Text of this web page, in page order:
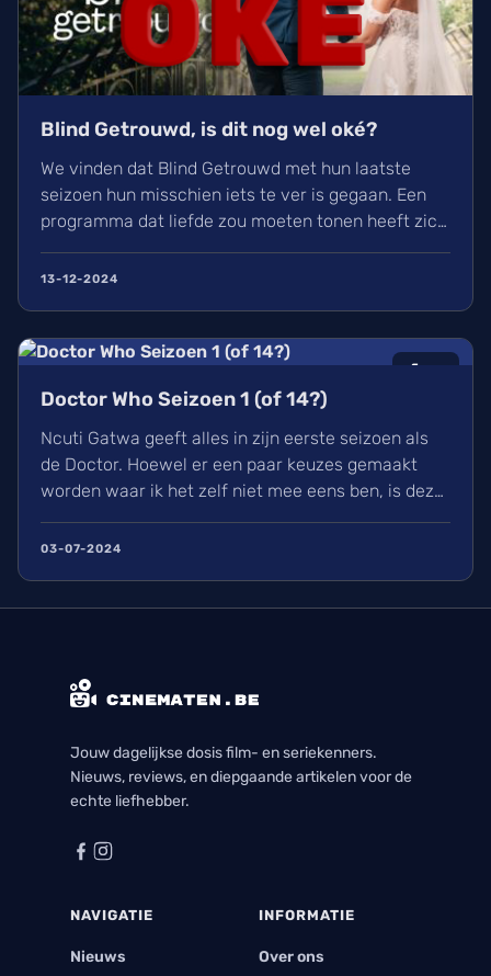
Blind Getrouwd, is dit nog wel oké?
We vinden dat Blind Getrouwd met hun laatste
seizoen hun misschien iets te ver is gegaan. Een
programma dat liefde zou moeten tonen heeft zich
uitlachtelevisie?
13-12-2024
6
Doctor Who Seizoen 1 (of 14?)
Ncuti Gatwa geeft alles in zijn eerste seizoen als
de Doctor. Hoewel er een paar keuzes gemaakt
worden waar ik het zelf niet mee eens ben, is deze
watch met genoeg in waardoor ik elke aflevering
03-07-2024
Jouw dagelijkse dosis film- en seriekenners.
Nieuws, reviews, en diepgaande artikelen voor de
echte liefhebber.
NAVIGATIE
Nieuws
INFORMATIE
Over ons